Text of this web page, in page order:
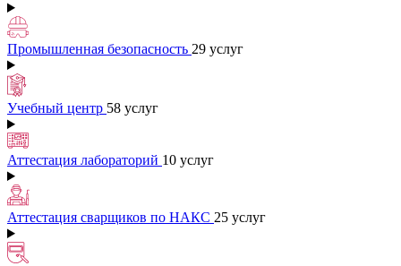
Промышленная безопасность 29 услуг
Учебный центр 58 услуг
Аттестация лабораторий 10 услуг
Аттестация сварщиков по НАКС 25 услуг